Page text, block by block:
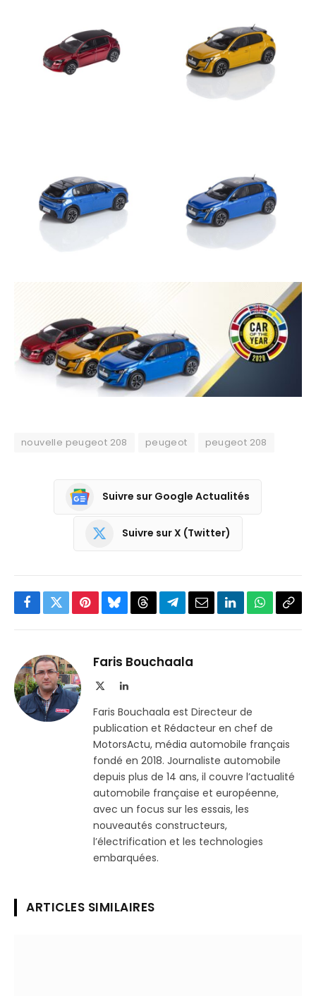
nouvelle peugeot 208 peugeot peugeot 208
Suivre sur Google Actualités
Suivre sur X (Twitter)
Facebook
TwitterPinterestBlueskyThreadsPartager
Telegram
EmailLinkedInWhatsApp
Faris Bouchaala
LinkedIn
Faris Bouchaala est Directeur de
publication et Rédacteur en chef de
MotorsActu, média automobile français
fondé en 2018. Journaliste automobile
depuis plus de 14 ans, il couvre l’actualité
automobile française et européenne,
avec un focus sur les essais, les
nouveautés constructeurs,
l’électrification et les technologies
embarquées.
ARTICLES SIMILAIRES